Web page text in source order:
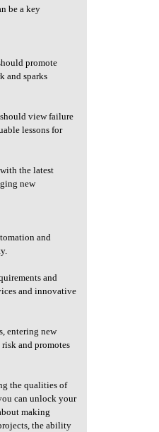
be a key
promote
and sparks
view failure
lessons for
the latest
new
and
and
and innovative
entering new
and promotes
the qualities of
can unlock your
making
the ability